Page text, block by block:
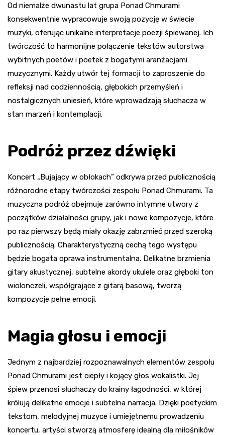
Od niemalże dwunastu lat grupa Ponad Chmurami
konsekwentnie wypracowuje swoją pozycję w świecie
muzyki, oferując unikalne interpretacje poezji śpiewanej. Ich
twórczość to harmonijne połączenie tekstów autorstwa
wybitnych poetów i poetek z bogatymi aranżacjami
muzycznymi. Każdy utwór tej formacji to zaproszenie do
refleksji nad codziennością, głębokich przemyśleń i
nostalgicznych uniesień, które wprowadzają słuchacza w
stan marzeń i kontemplacji.
Podróż przez dźwięki
Koncert „Bujający w obłokach” odkrywa przed publicznością
różnorodne etapy twórczości zespołu Ponad Chmurami. Ta
muzyczna podróż obejmuje zarówno intymne utwory z
początków działalności grupy, jak i nowe kompozycje, które
po raz pierwszy będą miały okazję zabrzmieć przed szeroką
publicznością. Charakterystyczną cechą tego występu
będzie bogata oprawa instrumentalna. Delikatne brzmienia
gitary akustycznej, subtelne akordy ukulele oraz głęboki ton
wiolonczeli, współgrające z gitarą basową, tworzą
kompozycje pełne emocji.
Magia głosu i emocji
Jednym z najbardziej rozpoznawalnych elementów zespołu
Ponad Chmurami jest ciepły i kojący głos wokalistki. Jej
śpiew przenosi słuchaczy do krainy łagodności, w której
królują delikatne emocje i subtelna narracja. Dzięki poetyckim
tekstom, melodyjnej muzyce i umiejętnemu prowadzeniu
koncertu, artyści stworzą atmosferę idealną dla miłośników